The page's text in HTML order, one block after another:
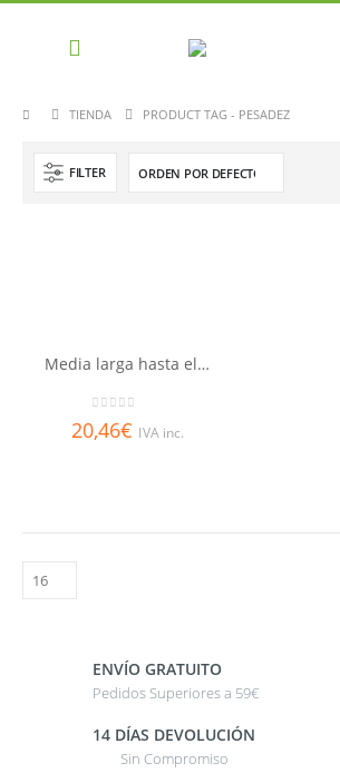
TIENDA PRODUCT TAG - PESADEZ
FILTER
Media larga hasta el muslo con blonda Compresión Normal Varisan
20,46€ IVA inc.
ENVÍO GRATUITO
Pedidos Superiores a 59€
14 DÍAS DEVOLUCIÓN
Sin Compromiso